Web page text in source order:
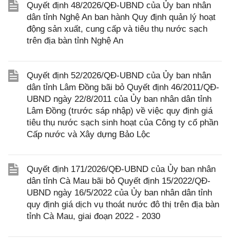
Quyết định 48/2026/QĐ-UBND của Ủy ban nhân
dân tỉnh Nghệ An ban hành Quy định quản lý hoạt
động sản xuất, cung cấp và tiêu thụ nước sạch
trên địa bàn tỉnh Nghệ An
Quyết định 52/2026/QĐ-UBND của Ủy ban nhân
dân tỉnh Lâm Đồng bãi bỏ Quyết định 46/2011/QĐ-
UBND ngày 22/8/2011 của Ủy ban nhân dân tỉnh
Lâm Đồng (trước sáp nhập) về việc quy định giá
tiêu thụ nước sạch sinh hoạt của Công ty cổ phần
Cấp nước và Xây dựng Bảo Lộc
Quyết định 171/2026/QĐ-UBND của Ủy ban nhân
dân tỉnh Cà Mau bãi bỏ Quyết định 15/2022/QĐ-
UBND ngày 16/5/2022 của Ủy ban nhân dân tỉnh
quy định giá dịch vụ thoát nước đô thị trên địa bàn
tỉnh Cà Mau, giai đoạn 2022 - 2030